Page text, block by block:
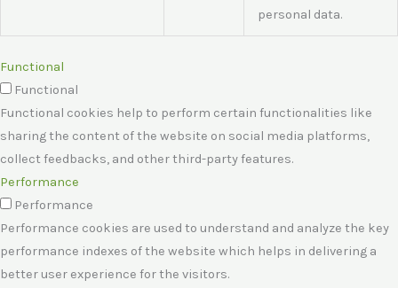
personal data.
Functional
Functional
Functional cookies help to perform certain functionalities like
sharing the content of the website on social media platforms,
collect feedbacks, and other third-party features.
Performance
Performance
Performance cookies are used to understand and analyze the key
performance indexes of the website which helps in delivering a
better user experience for the visitors.